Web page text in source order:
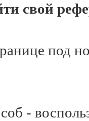
свой
под
-